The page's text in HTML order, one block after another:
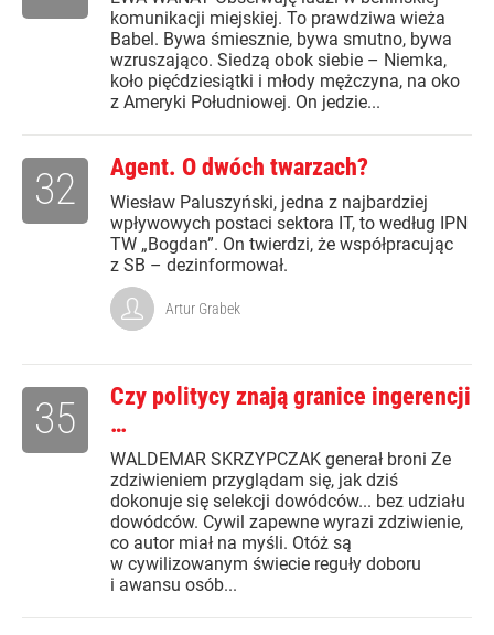
komunikacji miejskiej. To prawdziwa wieża
Babel. Bywa śmiesznie, bywa smutno, bywa
wzruszająco. Siedzą obok siebie – Niemka,
koło pięćdziesiątki i młody mężczyna, na oko
z Ameryki Południowej. On jedzie...
Agent. O dwóch twarzach?
Wiesław Paluszyński, jedna z najbardziej
wpływowych postaci sektora IT, to według IPN
TW „Bogdan”. On twierdzi, że współpracując
z SB – dezinformował.
32
Artur Grabek
Czy politycy znają granice ingerencji
…
WALDEMAR SKRZYPCZAK generał broni Ze
zdziwieniem przyglądam się, jak dziś
dokonuje się selekcji dowódców... bez udziału
dowódców. Cywil zapewne wyrazi zdziwienie,
co autor miał na myśli. Otóż są
w cywilizowanym świecie reguły doboru
i awansu osób...
35